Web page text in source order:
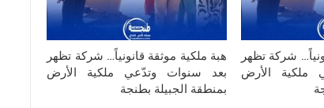
شركة تظهر
ملكية الأرض
هبة ملكية موثقة قانونياً… شركة تظهر
بعد سنوات وتدّعي ملكية الأرض
بمنطقة الجبيلة بطنجة